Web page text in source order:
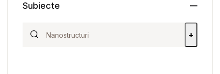
Subiecte
+